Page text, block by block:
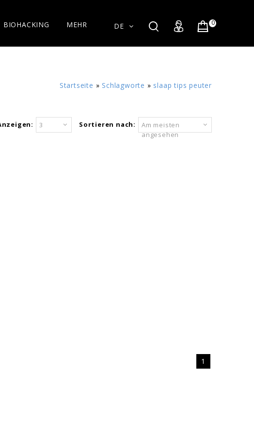
BIOHACKING MEHR 0
DE
Startseite » Schlagworte » slaap tips peuter
Sortieren nach:
Am meisten
angesehen
3
1